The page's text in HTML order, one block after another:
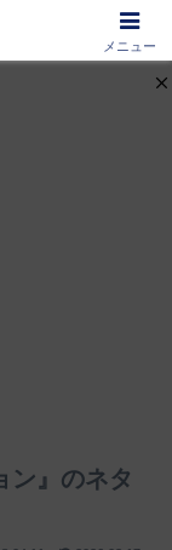
シネマ』
ン』のネタ
メニュー